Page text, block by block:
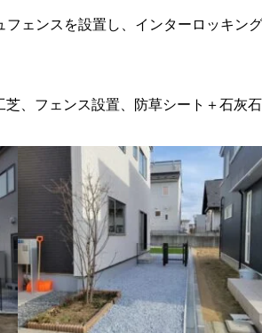
ェンスを設置し、インターロッキン
芝、フェンス設置、防草シート＋石灰石